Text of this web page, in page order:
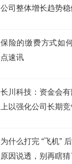
公司整体增长趋势稳
保险的缴费方式如
点速讯
长川科技：资金会
上以强化公司长期
为什么打完 “飞机”
原因说透，别再瞎猜